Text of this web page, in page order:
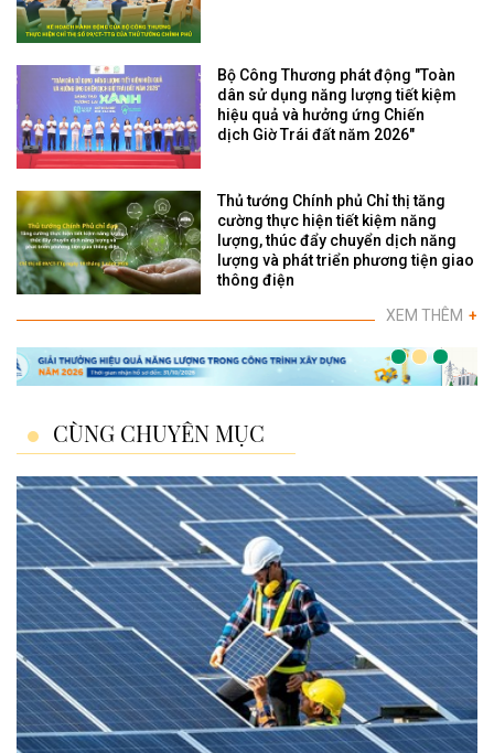
Bộ Công Thương phát động "Toàn
dân sử dụng năng lượng tiết kiệm
hiệu quả và hưởng ứng Chiến
dịch Giờ Trái đất năm 2026"
Thủ tướng Chính phủ Chỉ thị tăng
cường thực hiện tiết kiệm năng
lượng, thúc đẩy chuyển dịch năng
lượng và phát triển phương tiện giao
thông điện
XEM THÊM +
CÙNG CHUYÊN MỤC